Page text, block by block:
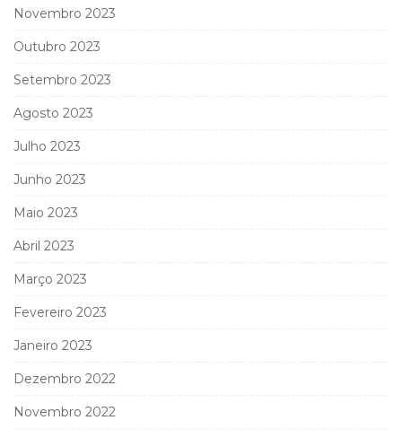
Novembro 2023
Outubro 2023
Setembro 2023
Agosto 2023
Julho 2023
Junho 2023
Maio 2023
Abril 2023
Março 2023
Fevereiro 2023
Janeiro 2023
Dezembro 2022
Novembro 2022